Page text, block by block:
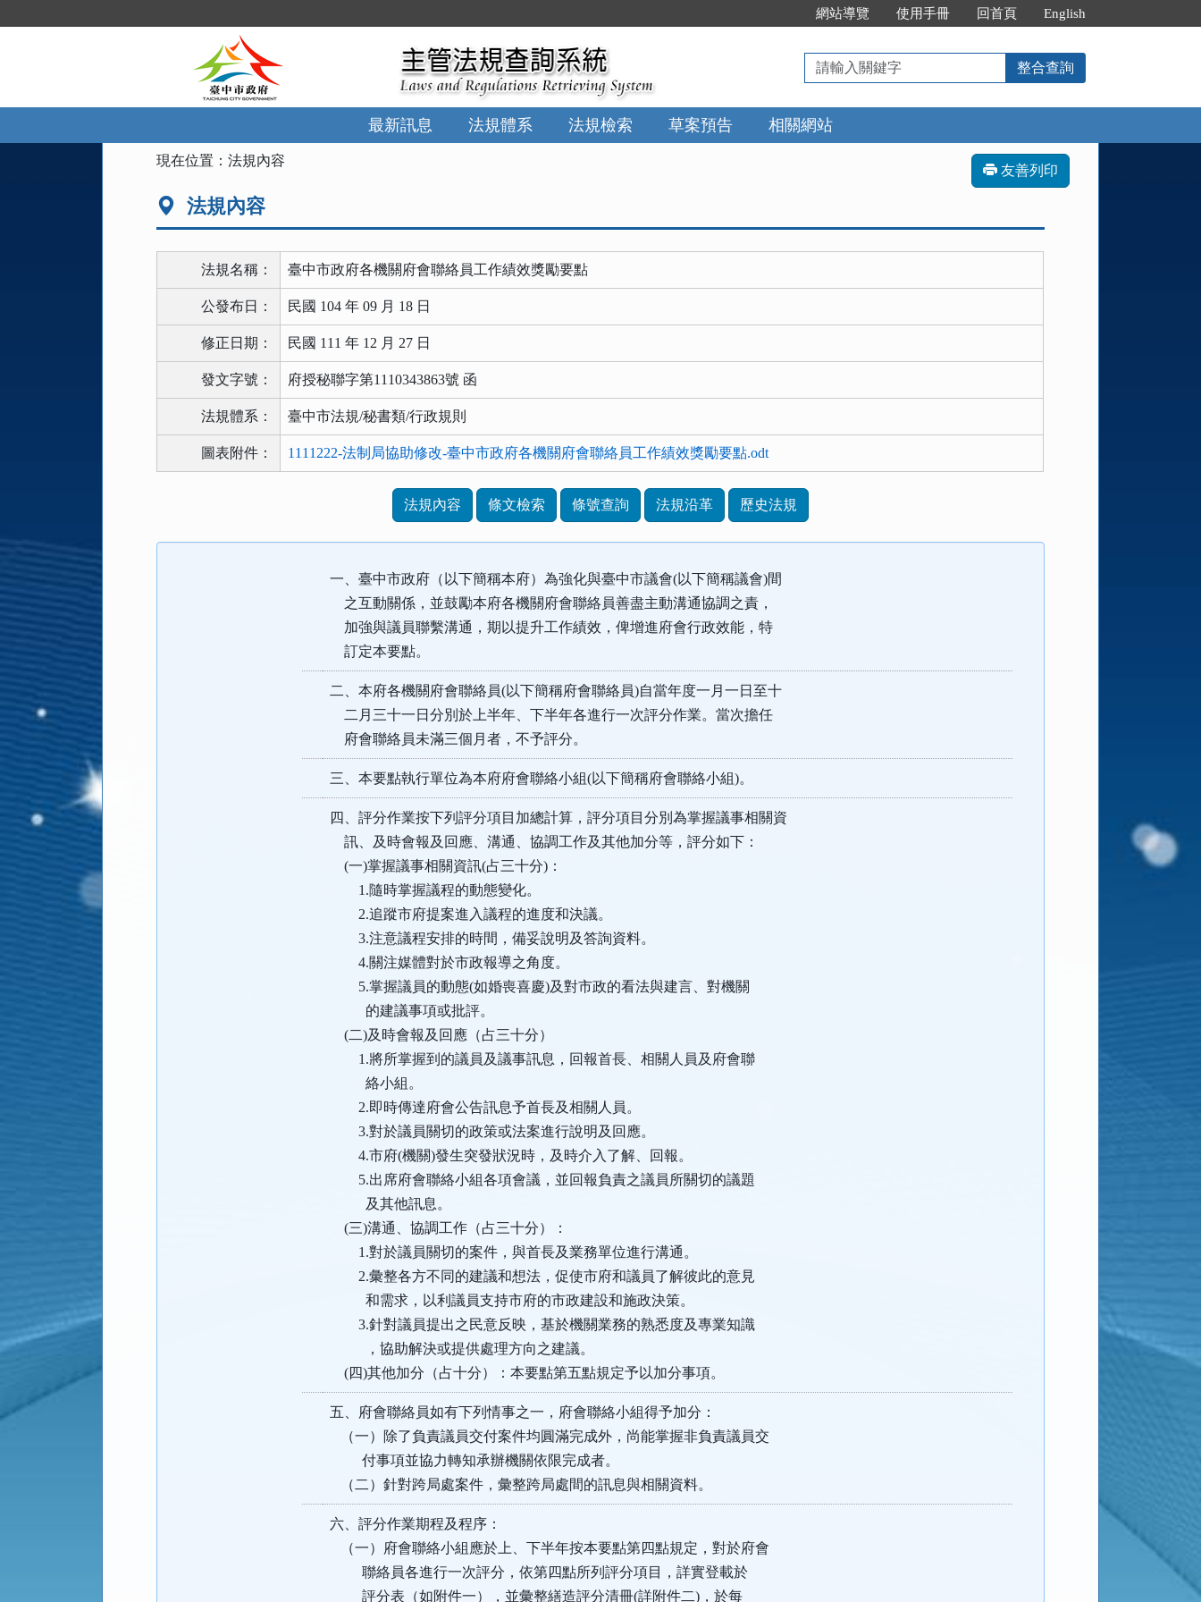
到
網站導覽 使用手冊 回首頁 English
請
輸
入
關
鍵
整合查詢
最新訊息 法規體系 法規檢索 草案預告 相關網站
現在位置：法規內容
友善列印
法規內容
法規名稱： 臺中市政府各機關府會聯絡員工作績效獎勵要點
公發布日： 民國 104 年 09 月 18 日
修正日期： 民國 111 年 12 月 27 日
發文字號： 府授秘聯字第1110343863號 函
法規體系： 臺中市法規/秘書類/行政規則
圖表附件： 1111222-法制局協助修改-臺中市政府各機關府會聯絡員工作績效獎勵要點.odt
功
法規內容 條文檢索 條號查詢 法規沿革 歷史法規
一、臺中市政府（以下簡稱本府）為強化與臺中市議會(以下簡稱議會)間
之互動關係，並鼓勵本府各機關府會聯絡員善盡主動溝通協調之責，
加強與議員聯繫溝通，期以提升工作績效，俾增進府會行政效能，特
訂定本要點。
二、本府各機關府會聯絡員(以下簡稱府會聯絡員)自當年度一月一日至十
二月三十一日分別於上半年、下半年各進行一次評分作業。當次擔任
府會聯絡員未滿三個月者，不予評分。
三、本要點執行單位為本府府會聯絡小組(以下簡稱府會聯絡小組)。
四、評分作業按下列評分項目加總計算，評分項目分別為掌握議事相關資
訊、及時會報及回應、溝通、協調工作及其他加分等，評分如下：
(一)掌握議事相關資訊(占三十分)：
1.隨時掌握議程的動態變化。
2.追蹤市府提案進入議程的進度和決議。
3.注意議程安排的時間，備妥說明及答詢資料。
4.關注媒體對於市政報導之角度。
5.掌握議員的動態(如婚喪喜慶)及對市政的看法與建言、對機關
的建議事項或批評。
(二)及時會報及回應（占三十分）
1.將所掌握到的議員及議事訊息，回報首長、相關人員及府會聯
絡小組。
2.即時傳達府會公告訊息予首長及相關人員。
3.對於議員關切的政策或法案進行說明及回應。
4.市府(機關)發生突發狀況時，及時介入了解、回報。
5.出席府會聯絡小組各項會議，並回報負責之議員所關切的議題
及其他訊息。
(三)溝通、協調工作（占三十分）：
1.對於議員關切的案件，與首長及業務單位進行溝通。
2.彙整各方不同的建議和想法，促使市府和議員了解彼此的意見
和需求，以利議員支持市府的市政建設和施政決策。
3.針對議員提出之民意反映，基於機關業務的熟悉度及專業知識
，協助解決或提供處理方向之建議。
(四)其他加分（占十分）：本要點第五點規定予以加分事項。
五、府會聯絡員如有下列情事之一，府會聯絡小組得予加分：
（一）除了負責議員交付案件均圓滿完成外，尚能掌握非負責議員交
付事項並協力轉知承辦機關依限完成者。
（二）針對跨局處案件，彙整跨局處間的訊息與相關資料。
六、評分作業期程及程序：
（一）府會聯絡小組應於上、下半年按本要點第四點規定，對於府會
聯絡員各進行一次評分，依第四點所列評分項目，詳實登載於
評分表（如附件一），並彙整繕造評分清冊(詳附件二)，於每